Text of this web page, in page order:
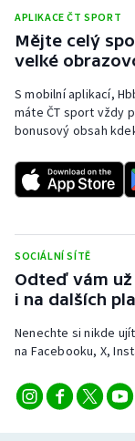
APLIKACE ČT SPORT
Mějte celý
velké
S mobilní aplikací,
máte ČT sport vždy
bonusový obsah
SOCIÁLNÍ SÍTĚ
Odteď vám
i na dalších
Nenechte si nikde
na Facebooku, X,